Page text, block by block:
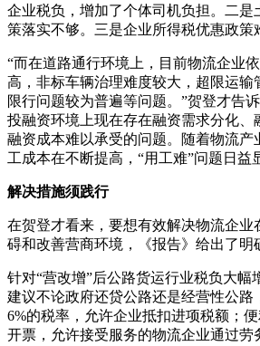
企业税负，增加了个体司机负担。二是
策落实不够。三是企业所得税优惠政策
“而在道路通行环境上，目前物流企业
高，非标车辆治理难度较大，超限运输
限行问题较为普遍等问题。”贺登才告
投融资环境上现在存在融资需求分化、
融资成本难以承受的问题。随着物流产
工成本在不断提高，“用工难”问题日益
解决措施须践行
在贺登才看来，要想有效解决物流企业
碍和改善营商环境，《报告》给出了明
针对“营改增”后公路货运行业税负大幅
建议不论政府还贷公路还是经营性公路
6%的税率，允许企业抵扣进项税额；
开票，允许接受服务的物流企业通过劳